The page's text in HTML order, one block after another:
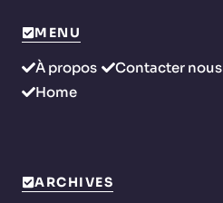
MENU
À propos Contacter nous
Home
ARCHIVES